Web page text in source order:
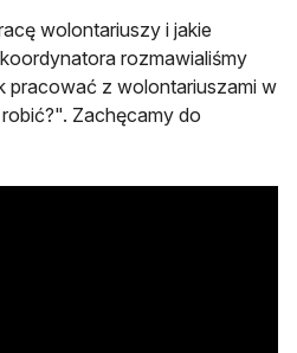
wolontariuszy i jakie
rozmawialiśmy
pracować z wolontariuszami w
Zachęcamy do